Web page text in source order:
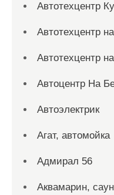
Автотехцентр
Автотехцентр
Автотехцентр
Автоцентр На
Автоэлектрик
Агат, автомойка
Адмирал 56
Аквамарин,